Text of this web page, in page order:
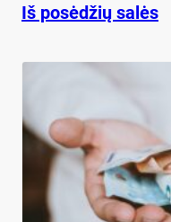
Iš posėdžių salės